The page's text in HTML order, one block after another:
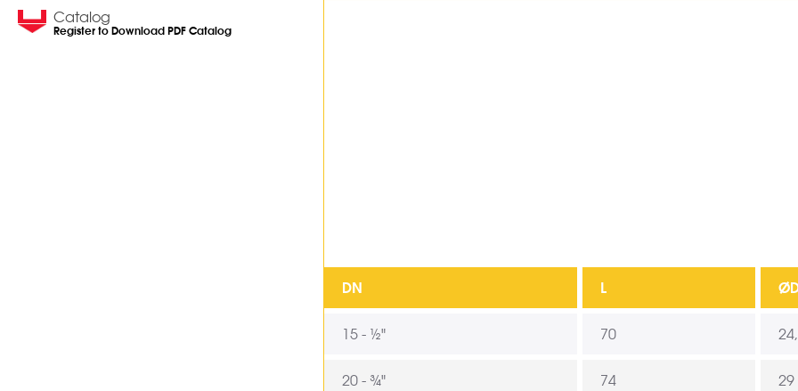
Catalog
Register to Download PDF Catalog
DN L
15 - ½" 70
20 - ¾" 74 29